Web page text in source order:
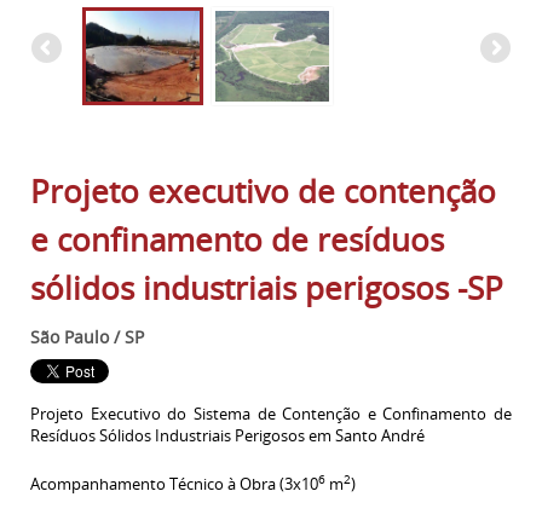
Projeto executivo de contenção
e confinamento de resíduos
sólidos industriais perigosos -SP
São Paulo / SP
Projeto Executivo do Sistema de Contenção e Confinamento de
Resíduos Sólidos Industriais Perigosos em Santo André
Acompanhamento Técnico à Obra (3x106 m2)